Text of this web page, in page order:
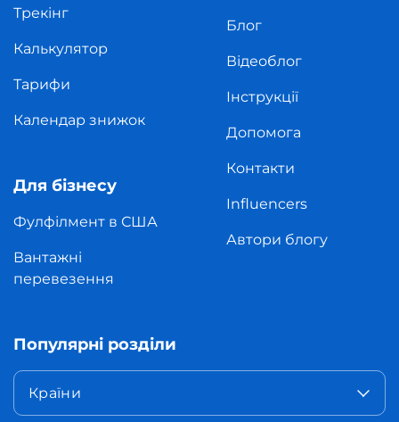
Трекінг
Калькулятор
Тарифи
Календар знижок
Для бізнесу
Фулфілмент в США
Вантажні
перевезення
Блог
Відеоблог
Інструкції
Допомога
Контакти
Influencers
Автори блогу
Популярні розділи
Країни